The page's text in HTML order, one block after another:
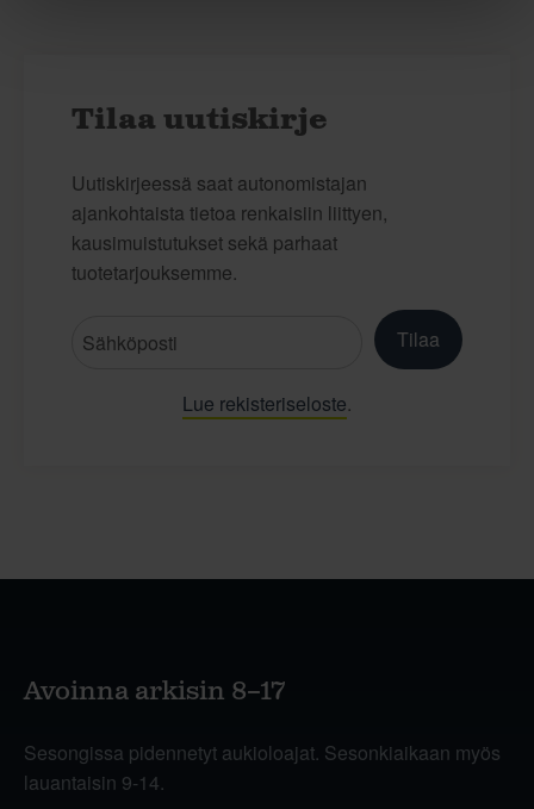
Tilaa uutiskirje
Uutiskirjeessä saat autonomistajan
ajankohtaista tietoa renkaisiin liittyen,
kausimuistutukset sekä parhaat
tuotetarjouksemme.
Tilaa
Lue rekisteriseloste.
Avoinna arkisin 8–17
Sesongissa pidennetyt aukioloajat. Sesonkiaikaan myös
lauantaisin 9-14.